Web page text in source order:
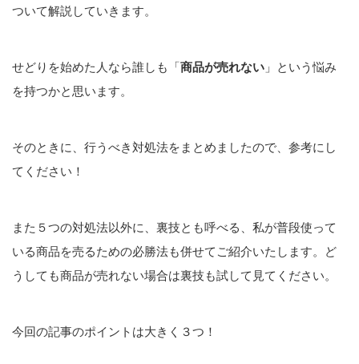
ついて解説していきます。
せどりを始めた人なら誰しも「商品が売れない 」という悩み
を持つかと思います。
そのときに、行うべき対処法をまとめましたので、参考にし
てください！
また５つの対処法以外に、裏技とも呼べる、私が普段使って
いる商品を売るための必勝法も併せてご紹介いたします。ど
うしても商品が売れない場合は裏技も試して見てください。
今回の記事のポイントは大きく３つ！